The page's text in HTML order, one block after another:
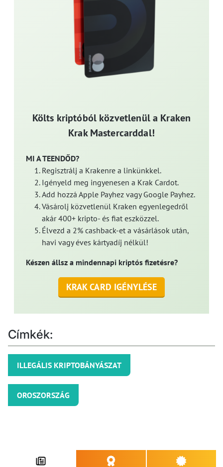
Költs kriptóból közvetlenül a Kraken
Krak Mastercarddal!
MI A TEENDŐD?
Regisztrálj a Krakenre a linkünkkel.
Igényeld meg ingyenesen a Krak Cardot.
Add hozzá Apple Payhez vagy Google Payhez.
Vásárolj közvetlenül Kraken egyenlegedről
akár 400+ kripto- és fiat eszközzel.
Élvezd a 2% cashback-et a vásárlások után,
havi vagy éves kártyadíj nélkül!
Készen állsz a mindennapi kriptós fizetésre?
KRAK CARD IGÉNYLÉSE
Címkék:
ILLEGÁLIS KRIPTOBÁNYÁSZAT
OROSZORSZÁG